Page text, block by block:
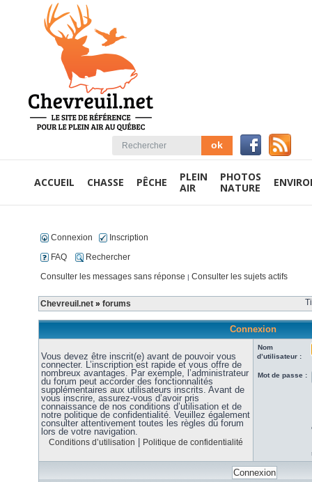
ACCUEIL CHASSE PÊCHE
PLEIN
AIR
PHOTOS
NATURE
Connexion
Inscription
FAQ
Rechercher
Consulter les messages sans réponse | Consulter les sujets actifs
Chevreuil.net » forums
Connexion
Vous devez être inscrit(e) avant de pouvoir vous
connecter. L’inscription est rapide et vous offre de
nombreux avantages. Par exemple, l’administrateur
du forum peut accorder des fonctionnalités
supplémentaires aux utilisateurs inscrits. Avant de
vous inscrire, assurez-vous d’avoir pris
connaissance de nos conditions d’utilisation et de
notre politique de confidentialité. Veuillez également
consulter attentivement toutes les règles du forum
lors de votre navigation.
Conditions d’utilisation Politique de confidentialité
Nom
d’utilisateur :
Mot de passe :